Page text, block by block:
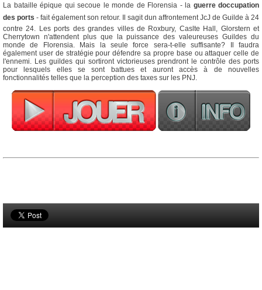
La bataille épique qui secoue le monde de Florensia - la guerre doccupation
des ports - fait également son retour. Il sagit dun affrontement JcJ de Guilde à 24
contre 24. Les ports des grandes villes de Roxbury, Caslte Hall, Glorstern et
Cherrytown n'attendent plus que la puissance des valeureuses Guildes du
monde de Florensia. Mais la seule force sera-t-elle suffisante? Il faudra
également user de stratégie pour défendre sa propre base ou attaquer celle de
l'ennemi. Les guildes qui sortiront victorieuses prendront le contrôle des ports
pour lesquels elles se sont battues et auront accès à de nouvelles
fonctionnalités telles que la perception des taxes sur les PNJ.